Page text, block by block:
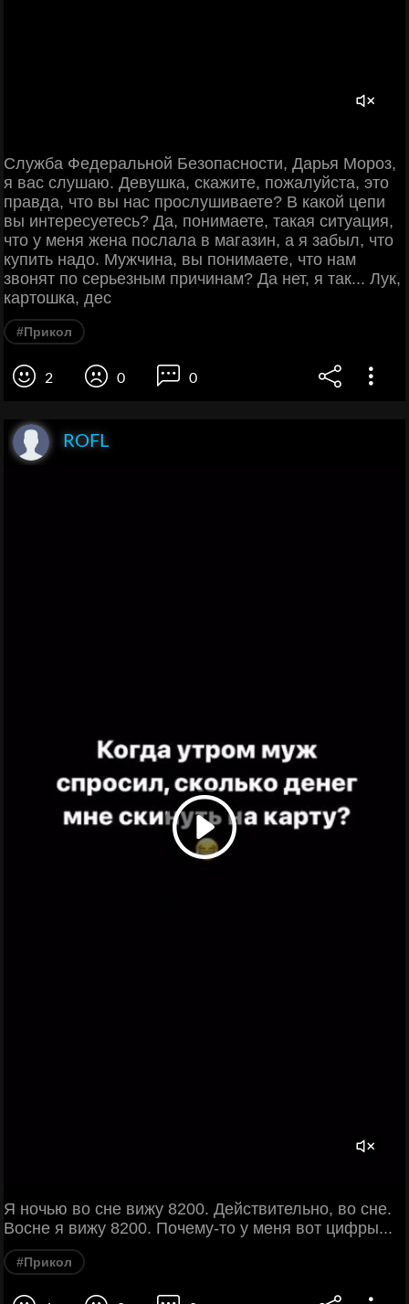
Служба Федеральной Безопасности, Дарья Мороз,
я вас слушаю. Девушка, скажите, пожалуйста, это
правда, что вы нас прослушиваете? В какой цепи
вы интересуетесь? Да, понимаете, такая ситуация,
что у меня жена послала в магазин, а я забыл, что
купить надо. Мужчина, вы понимаете, что нам
звонят по серьезным причинам? Да нет, я так... Лук,
картошка, дес
#Прикол
2 0 0
ROFL
Я ночью во сне вижу 8200. Действительно, во сне.
Восне я вижу 8200. Почему-то у меня вот цифры...
#Прикол